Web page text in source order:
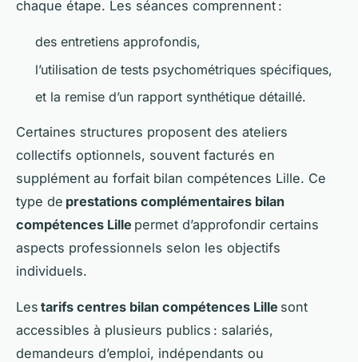
chaque étape. Les séances comprennent :
des entretiens approfondis,
l’utilisation de tests psychométriques spécifiques,
et la remise d’un rapport synthétique détaillé.
Certaines structures proposent des ateliers
collectifs optionnels, souvent facturés en
supplément au forfait bilan compétences Lille. Ce
type de prestations complémentaires bilan
compétences Lille permet d’approfondir certains
aspects professionnels selon les objectifs
individuels.
Les tarifs centres bilan compétences Lille sont
accessibles à plusieurs publics : salariés,
demandeurs d’emploi, indépendants ou